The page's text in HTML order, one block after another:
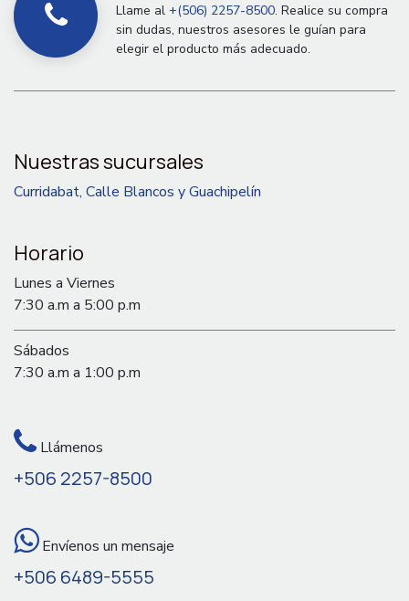
Llame al +(506) 2257-8500. Realice su compra
sin dudas, nuestros asesores le guían para
elegir el producto más adecuado.
Nuestras sucursales
Curridabat, Calle Blancos y Guachipelín
Horario
Lunes a Viernes
7:30 a.m a 5:00 p.m
Sábados
7:30 a.m a 1:00 p.m
Llámenos
+506 2257-8500
Envíenos un mensaje
+506 6489-5555